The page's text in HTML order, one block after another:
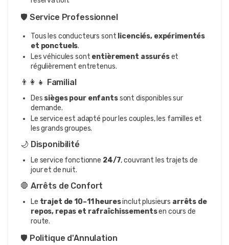
🛡️ Service Professionnel
Tous les conducteurs sont licenciés, expérimentés
et ponctuels.
Les véhicules sont entièrement assuréset
régulièrement entretenus.
👨‍👩‍👧 Familial
Des sièges pour enfantssont disponibles sur
demande.
Le service est adapté pour les couples, les familles et
les grands groupes.
🌙 Disponibilité
Le service fonctionne 24/7, couvrant les trajets de
jour et de nuit.
🛑 Arrêts de Confort
Le trajet de 10–11 heuresinclut plusieurs arrêts de
repos, repas et rafraîchissementsen cours de
route.
🛡️ Politique d'Annulation